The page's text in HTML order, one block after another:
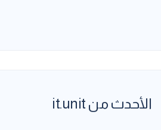
الأحدث من it.unit